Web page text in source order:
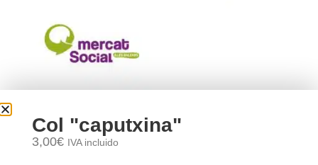
Col "caputxina"
3,00€ IVA incluido